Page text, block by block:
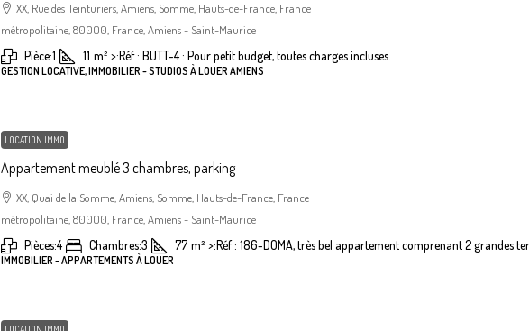
XX, Rue des Teinturiers, Amiens, Somme, Hauts-de-France, France
métropolitaine, 80000, France, Amiens - Saint-Maurice
Pièce:1 11 m² >:Réf : BUTT-4 : Pour petit budget, toutes charges incluses.
GESTION LOCATIVE, IMMOBILIER - STUDIOS À LOUER AMIENS
LOCATION IMMO
Appartement meublé 3 chambres, parking
XX, Quai de la Somme, Amiens, Somme, Hauts-de-France, France
métropolitaine, 80000, France, Amiens - Saint-Maurice
Pièces:4 Chambres:3 77 m² >:Réf : 186-DOMA, très bel appartement comprenant 2 grandes
IMMOBILIER - APPARTEMENTS À LOUER